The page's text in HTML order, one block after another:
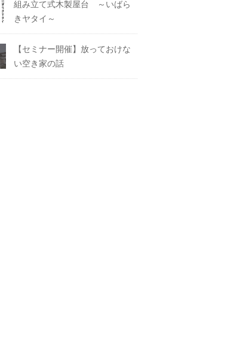
組み立て式木製屋台 ～いばら
きヤタイ～
【セミナー開催】放っておけな
い空き家の話